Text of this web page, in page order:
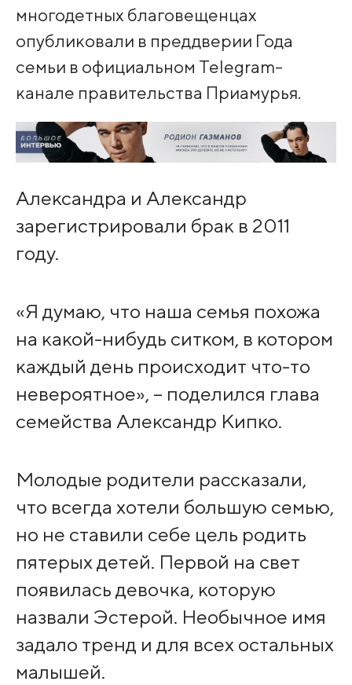
многодетных благовещенцах
опубликовали в преддверии Года
семьи в официальном Telegram-
канале правительства Приамурья.
Александра и Александр
зарегистрировали брак в 2011
году.
«Я думаю, что наша семья похожа
на какой-нибудь ситком, в котором
каждый день происходит что-то
невероятное», – поделился глава
семейства Александр Кипко.
Молодые родители рассказали,
что всегда хотели большую семью,
но не ставили себе цель родить
пятерых детей. Первой на свет
появилась девочка, которую
назвали Эстерой. Необычное имя
задало тренд и для всех остальных
малышей.